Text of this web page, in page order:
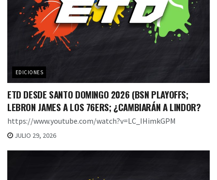
EDICIONES
ETD DESDE SANTO DOMINGO 2026 (BSN PLAYOFFS;
LEBRON JAMES A LOS 76ERS; ¿CAMBIARÁN A LINDOR?
https://www.youtube.com/watch?v=LC_IHimkGPM
JULIO 29, 2026